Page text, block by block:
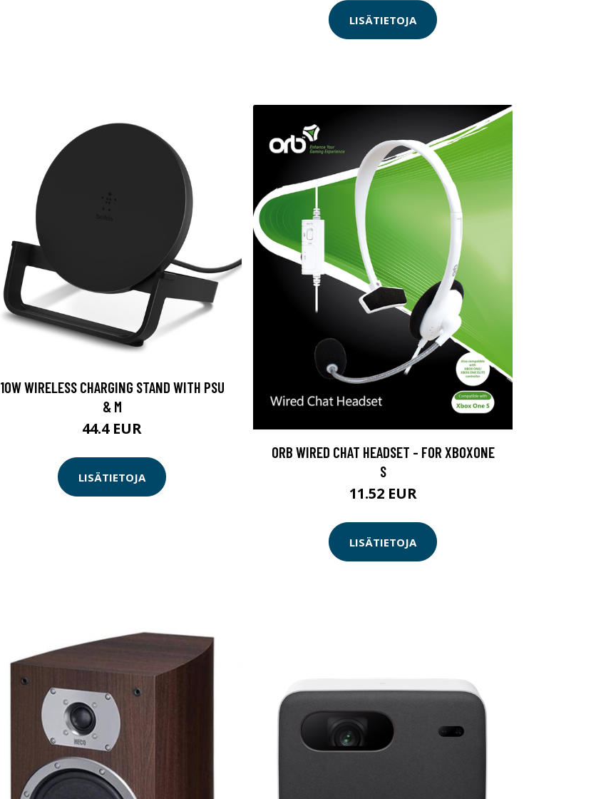
LISÄTIETOJA
10W WIRELESS CHARGING STAND WITH PSU
& M
44.4 EUR
LISÄTIETOJA
ORB WIRED CHAT HEADSET - FOR XBOXONE
S
11.52 EUR
LISÄTIETOJA